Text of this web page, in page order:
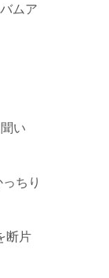
ムア
い
ちり
断片